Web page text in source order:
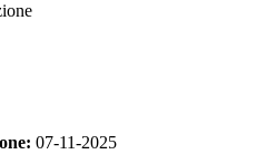
07-11-2025